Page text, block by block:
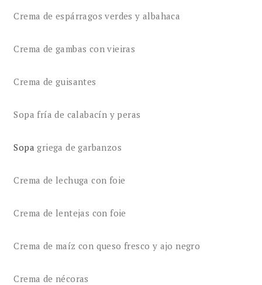
Crema de espárragos verdes y albahaca
Crema de gambas con vieiras
Crema de guisantes
Sopa fría de calabacín y peras
Sopa griega de garbanzos
Crema de lechuga con foie
Crema de lentejas con foie
Crema de maíz con queso fresco y ajo negro
Crema de nécoras